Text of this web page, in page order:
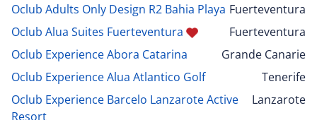
Oclub Adults Only Design R2 Bahia Playa Fuerteventura
Oclub Alua Suites Fuerteventura
Fuerteventura
Oclub Experience Abora Catarina
Grande Canarie
Oclub Experience Alua Atlantico Golf
Tenerife
Oclub Experience Barcelo Lanzarote Active
Resort
Lanzarote